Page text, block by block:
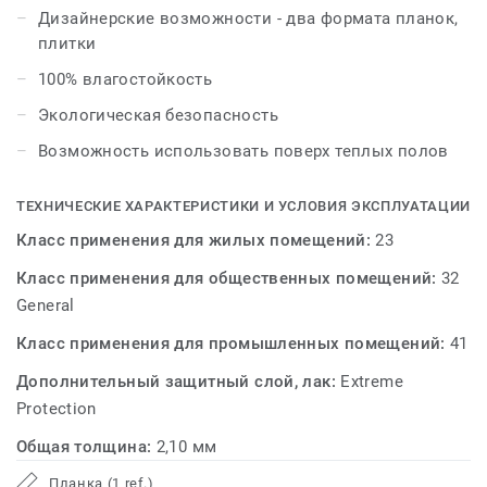
продукте. Ключевая идея ART VINYL - модульность -
подразумевает множество функций, которые смогут
стало возможным самостоятельно наполнить
интерьер индивидуальными деталями. На одном
и фактуры. С возможностями укладки Art Vinyl вы
укладки.
Дизайнерские возможности - два формата планок,
плитки
100% влагостойкость
Экологическая безопасность
Возможность использовать поверх теплых полов
ТЕХНИЧЕСКИЕ ХАРАКТЕРИСТИКИ И УСЛОВИЯ ЭКСПЛУАТАЦИИ
Класс применения для жилых помещений:23
Класс применения для общественных помещений:32
General
Класс применения для промышленных помещений:41
Дополнительный защитный слой, лак: Extreme
Protection
Общая толщина: 2,10 мм
Планка (1 ref.)